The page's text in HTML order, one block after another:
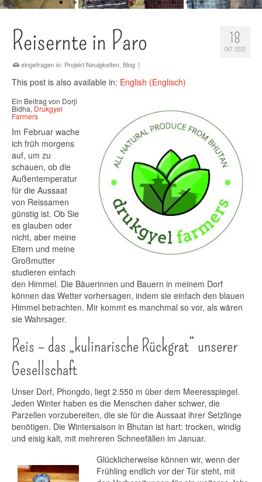
18
OKT. 2020
Reisernte in Paro
eingetragen in: Projekt Neuigkeiten Blog |
This post is also available in: English (Englisch)
Ein Beitrag von Dorji
Bidha, Drukgyel
Farmers
Im Februar wache
ich früh morgens
auf, um zu
schauen, ob die
Außentemperatur
für die Aussaat
von Reissamen
günstig ist. Ob Sie
es glauben oder
nicht, aber meine
Eltern und meine
Großmutter
studieren einfach
den Himmel. Die Bäuerinnen und Bauern in meinem Dorf
können das Wetter vorhersagen, indem sie einfach den blauen
Himmel betrachten. Mir kommt es manchmal so vor, als wären
sie Wahrsager.
Reis – das „kulinarische Rückgrat“ unserer
Gesellschaft
Unser Dorf, Phongdo, liegt 2.550 m über dem Meeresspiegel.
Jeden Winter haben es die Menschen daher schwer, die
Parzellen vorzubereiten, die sie für die Aussaat ihrer Setzlinge
benötigen. Die Wintersaison in Bhutan ist hart: trocken, windig
und eisig kalt, mit mehreren Schneefällen im Januar.
Glücklicherweise können wir, wenn der
Frühling endlich vor der Tür steht, mit